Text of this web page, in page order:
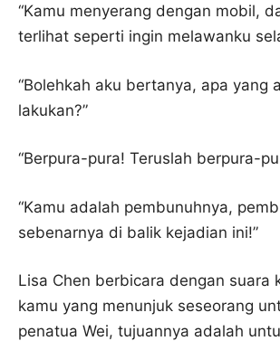
“Kamu menyerang dengan mobil,
terlihat seperti ingin melawanku
“Bolehkah aku bertanya, apa yang
lakukan?”
“Berpura-pura! Teruslah berpura-
“Kamu adalah pembunuhnya,
sebenarnya di balik kejadian ini!”
Lisa Chen berbicara dengan suara
kamu yang menunjuk seseorang
penatua Wei, tujuannya adalah